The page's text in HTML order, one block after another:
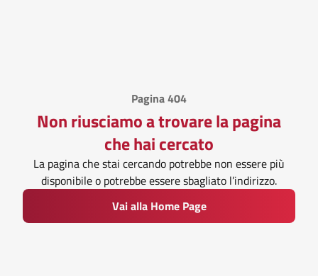
Pagina 404
Non riusciamo a trovare la pagina
che hai cercato
La pagina che stai cercando potrebbe non essere più
disponibile o potrebbe essere sbagliato l’indirizzo.
Vai alla Home Page